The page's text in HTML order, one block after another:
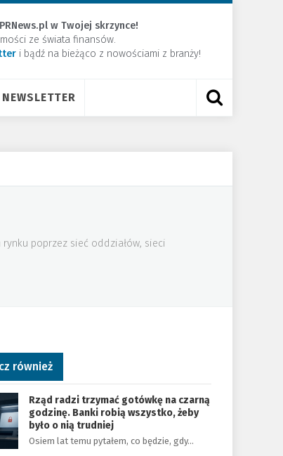
w Twojej skrzynce!
ze świata finansów.
​i bądź na bieżąco z nowościami z branży!
NEWSLETTER
poprzez sieć oddziałów, sieci
również
Rząd radzi trzymać gotówkę na czarną
godzinę. Banki robią wszystko, żeby
było o nią trudniej
Osiem lat temu pytałem, co będzie, gdy…